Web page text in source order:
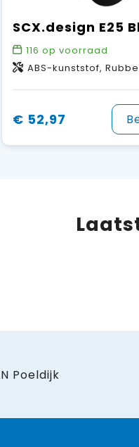
116 op voorraad
ABS-kunststof, Rubber, Gerecycled
€ 52,97
Poeldijk